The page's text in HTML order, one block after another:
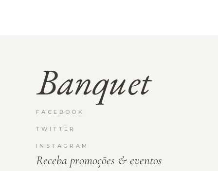
FACEBOOK
TWITTER
INSTAGRAM
Receba promoções & eventos